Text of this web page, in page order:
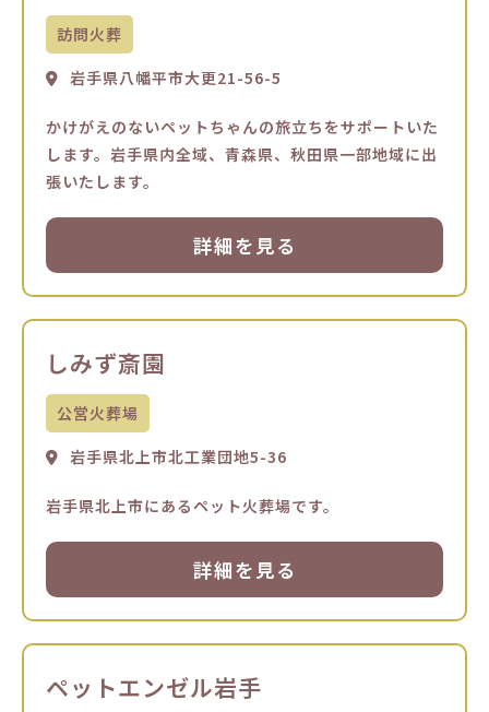
訪問火葬
岩手県八幡平市大更21-56-5
かけがえのないペットちゃんの旅立ちをサポートいた
します。岩手県内全域、青森県、秋田県一部地域に出
張いたします。
詳細を見る
しみず斎園
公営火葬場
岩手県北上市北工業団地5-36
岩手県北上市にあるペット火葬場です。
詳細を見る
ペットエンゼル岩手